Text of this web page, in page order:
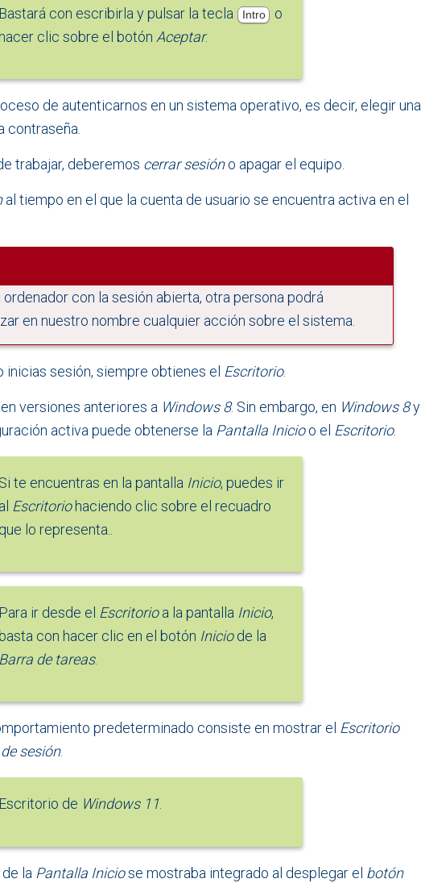
Bastará con escribirla y pulsar la tecla Intro
o
hacer clic sobre el botón Aceptar.
de autenticarnos en un sistema operativo, es decir, elegir una
contraseña.
trabajar, deberemos cerrar sesióno apagar el equipo.
al tiempo en el que la cuenta de usuario se encuentra activa en el
ordenador con la sesión abierta, otra persona podrá
en nuestro nombre cualquier acción sobre el sistema.
inicias sesión, siempre obtienes el Escritorio.
versiones anteriores a Windows 8. Sin embargo, en Windows 8y
activa puede obtenerse la Pantalla Inicioo el Escritorio.
Si te encuentras en la pantalla Inicio, puedes ir
al Escritoriohaciendo clic sobre el recuadro
que lo representa..
Para ir desde el Escritorioa la pantalla Inicio,
basta con hacer clic en el botón Iniciode la
Barra de tareas.
predeterminado consiste en mostrar el Escritorio
sesión.
Escritorio de Windows 11
la Pantalla Iniciose mostraba integrado al desplegar el botón